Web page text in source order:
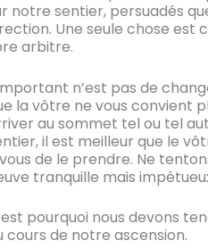
notre sentier, persuadés
Une seule chose est
arbitre.
n’est pas de
la vôtre ne vous convient
au sommet tel ou tel
il est meilleur que le
de le prendre. Ne
tranquille mais
pourquoi nous devons
cours de notre ascension.